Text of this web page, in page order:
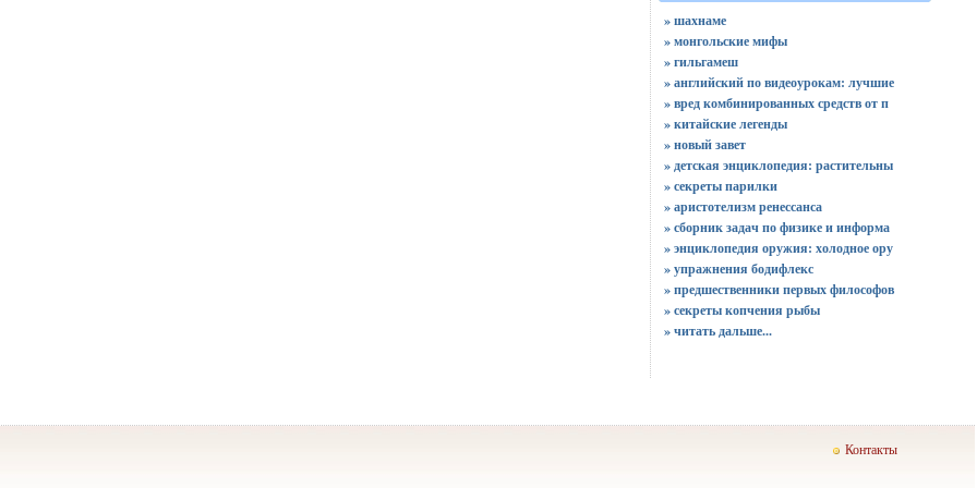
» шахнаме
» монгольские мифы
» гильгамеш
» английский по видеоурокам: лучшие
» вред комбинированных средств от п
» китайские легенды
» новый завет
» детская энциклопедия: растительны
» секреты парилки
» аристотелизм ренессанса
» сборник задач по физике и информа
» энциклопедия оружия: холодное ору
» упражнения бодифлекс
» предшественники первых философов
» секреты копчения рыбы
»читать дальше...
Контакты